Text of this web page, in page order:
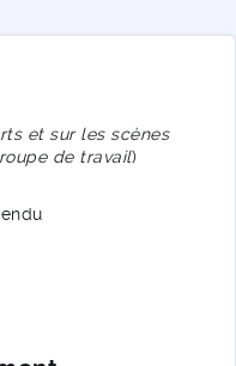
et sur les scènes
de travail)